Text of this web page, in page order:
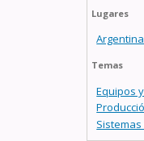
Lugares
Argentina
Temas
Equipos